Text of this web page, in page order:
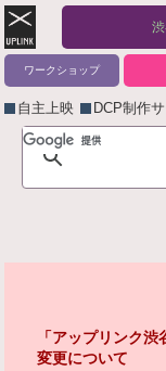
ワークショップ
自主上映 DCP制作
「アップリンク
変更について